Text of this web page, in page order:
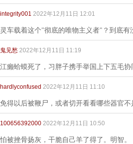
integrity001 2022年12月11日 12:01
灵车载着这个"彻底的唯物主义者"？到底
鬼见愁 2022年12月11日 11:19
江癞蛤蟆死了，习胖子携手举国上下五毛协
hardlyconfused 2022年12月11日 11:10
免得以后被鞭尸，或者切开看看哪些器官不
100656392000 2022年12月11日 10:50
怕被挫骨扬灰，干脆自己羊了得了。明智。